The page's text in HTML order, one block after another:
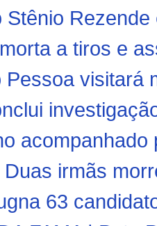
Stênio
a tiros e
Pessoa visitará
irmãs
63